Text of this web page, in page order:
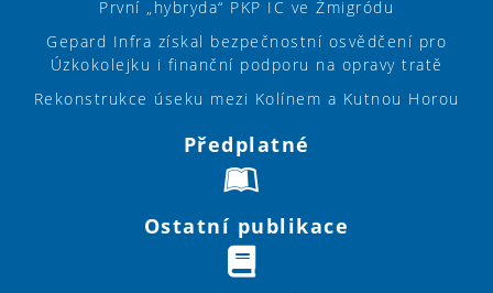
První „hybryda“ PKP IC ve Żmigródu
Gepard Infra získal bezpečnostní osvědčení pro
Úzkokolejku i finanční podporu na opravy tratě
Rekonstrukce úseku mezi Kolínem a Kutnou Horou
Předplatné
Ostatní publikace